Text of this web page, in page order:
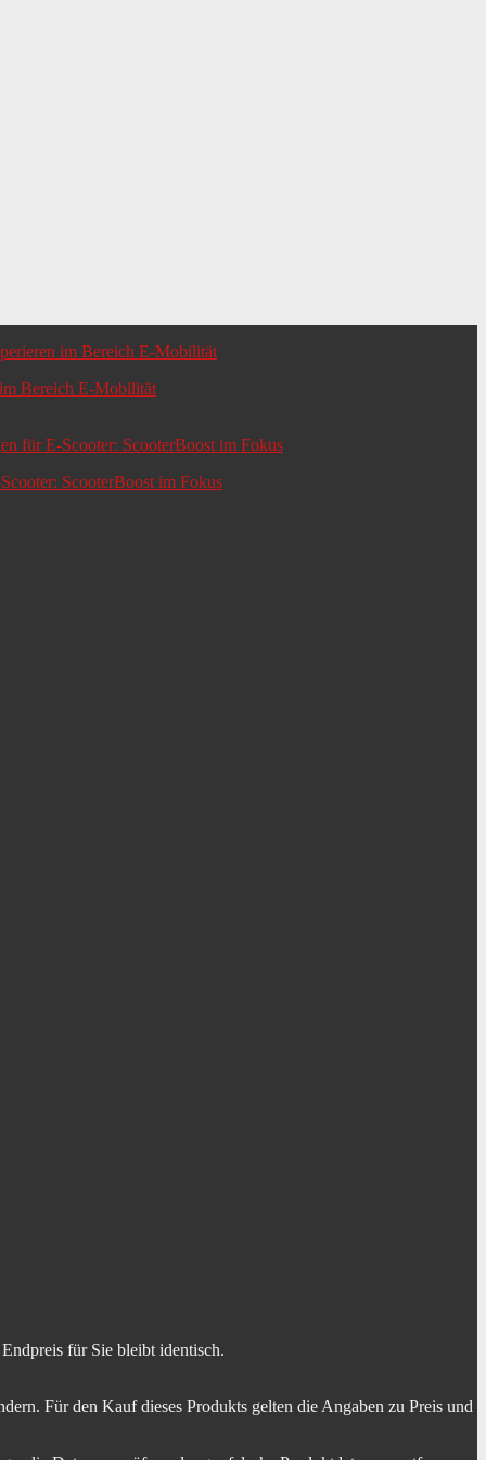
Bereich E-Mobilität
ScooterBoost im Fokus
für Sie bleibt identisch.
Für den Kauf dieses Produkts gelten die Angaben zu Preis und